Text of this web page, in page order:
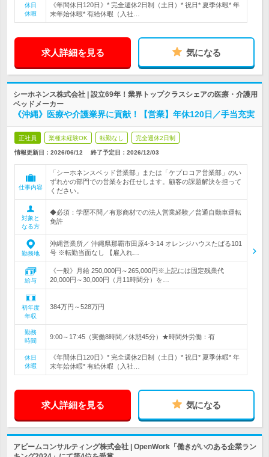
休日
休暇
《年間休日120日》* 完全週休2日制（土日）* 祝日* 夏季休暇* 年
末年始休暇* 有給休暇（入社…
求人詳細を見る 気になる
シーホネンス株式会社 | 設立69年！業界トップクラスシェアの医療・介護用
ベッドメーカー
《沖縄》医療や介護業界に貢献！【営業】年休120日／手当充実
正社員 業種未経験OK 転勤なし 完全週休2日制
情報更新日：2026/06/12 終了予定日： 2026/12/03
仕事内容
「シーホネンスベッド営業部」または「ケプロコア営業部」のい
ずれかの部門での営業をお任せします。顧客の課題解決を担って
ください。
対象と
なる方
◆必須：学歴不問／有形商材での法人営業経験／普通自動車運転
免許
勤務地
沖縄営業所／ 沖縄県那覇市田原4-3-14 オレンジハウスたばる101
号 ※転勤当面なし 【雇入れ…
給与
《一般》月給 250,000円～265,000円※上記には固定残業代
20,000円～30,000円（月11時間分）を…
初年度
年収
384万円～528万円
勤務
時間
9:00～17:45（実働8時間／休憩45分）★時間外労働：有
休日
休暇
《年間休日120日》* 完全週休2日制（土日）* 祝日* 夏季休暇* 年
末年始休暇* 有給休暇（入社…
求人詳細を見る 気になる
アビームコンサルティング株式会社 | OpenWork「働きがいのある企業ラン